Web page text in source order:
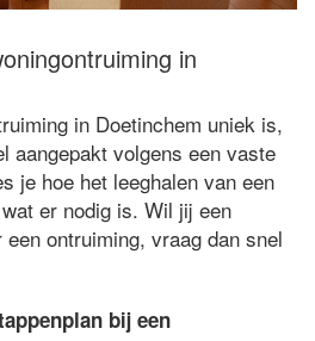
in
in Doetinchem uniek is,
aangepakt volgens een vaste
je hoe het leeghalen van een
er nodig is. Wil jij een
ontruiming, vraag dan snel
bij een